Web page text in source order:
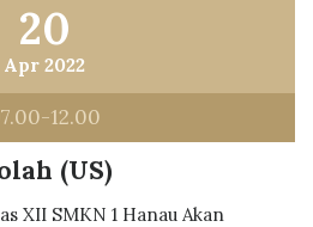
20
Apr 2022
12.00
(US)
XII SMKN 1 Hanau Akan